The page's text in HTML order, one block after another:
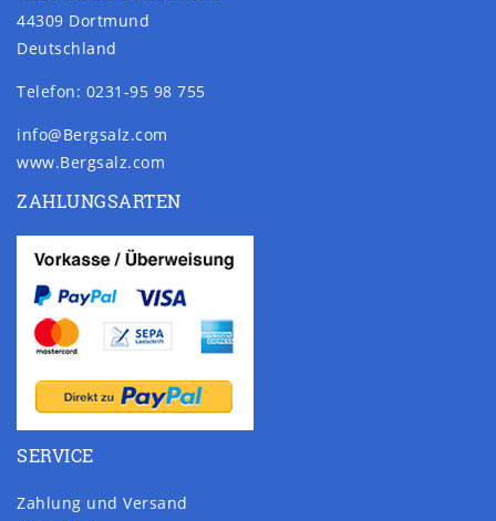
44309 Dortmund
Deutschland
Telefon: 0231-95 98 755
info@Bergsalz.com
www.Bergsalz.com
ZAHLUNGSARTEN
SERVICE
Zahlung und Versand